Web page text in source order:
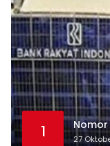
1 Nomor
27